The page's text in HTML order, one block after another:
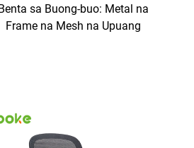
sa Buong-buo: Metal na
Frame na Mesh na Upuang